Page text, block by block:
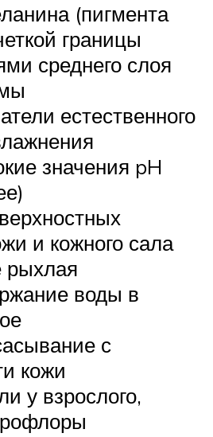
(пигмента
границы
среднего слоя
естественного
значения pH
и кожного сала
рыхлая
воды в
с
кожи
у взрослого,